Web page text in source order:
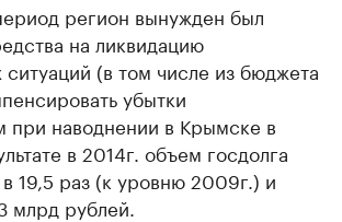
регион вынужден был
на ликвидацию
(в том числе из бюджета
убытки
при наводнении в Крымске в
в 2014г. объем госдолга
19,5 раз (к уровню 2009г.) и
млрд рублей.